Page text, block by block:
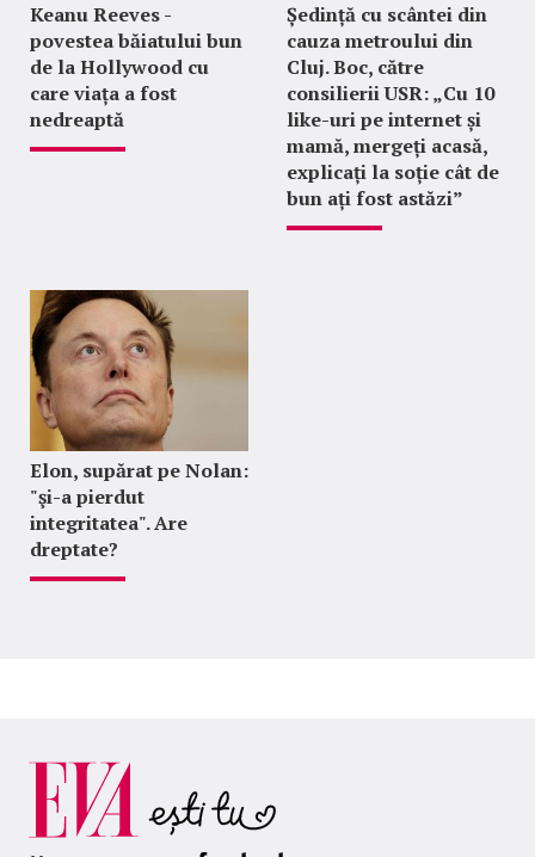
Keanu Reeves -
povestea băiatului bun
de la Hollywood cu
care viața a fost
nedreaptă
Ședință cu scântei din
cauza metroului din
Cluj. Boc, către
consilierii USR: „Cu 10
like-uri pe internet și
mamă, mergeți acasă,
explicați la soție cât de
bun ați fost astăzi”
Elon, supărat pe Nolan:
"şi-a pierdut
integritatea". Are
dreptate?